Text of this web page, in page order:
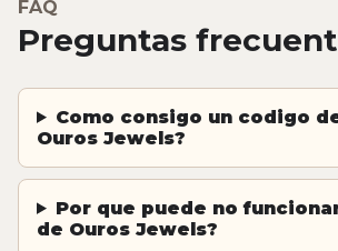
FAQ
Preguntas
Como consigo un codigo
Ouros Jewels?
Por que puede no
de Ouros Jewels?